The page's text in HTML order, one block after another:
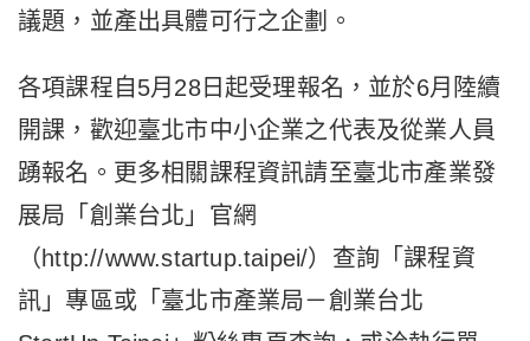
議題，並產出具體可行之企劃。
各項課程自5月28日起受理報名，並於6月陸續
開課，歡迎臺北市中小企業之代表及從業人員
踴報名。更多相關課程資訊請至臺北市產業發
展局「創業台北」官網
（http://www.startup.taipei/）查詢「課程資
訊」專區或「臺北市產業局－創業台北